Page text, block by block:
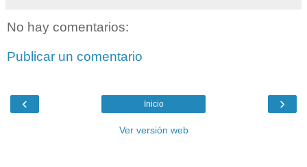
No hay comentarios:
Publicar un comentario
‹ ›
Inicio
Ver versión web